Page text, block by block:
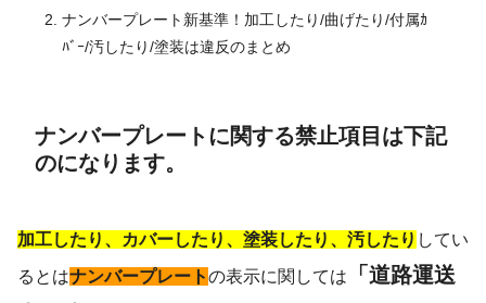
ナンバープレート新基準！加工したり/曲げたり/付属ｶ
ﾊﾞｰ/汚したり/塗装は違反のまとめ
ナンバープレートに関する禁止項目は下記
のになります。
加工したり、カバーしたり、塗装したり、汚したり してい
るとはナンバープレートの表示に関しては
「道路運送